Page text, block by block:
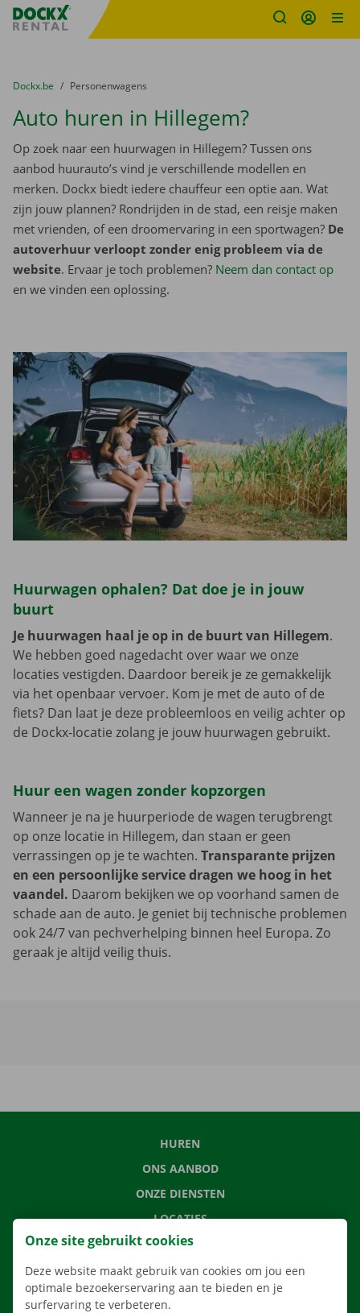
Fratello DEMO
U bevindt zich hier:
van
Dockx.be naar
Personenwagens
Auto huren in Hillegem?
Op zoek naar een huurwagen in Hillegem? Tussen ons
aanbod huurauto’s vind je verschillende modellen en
merken. Dockx biedt iedere chauffeur een optie aan. Wat
zijn jouw plannen? Rondrijden in de stad, een reisje maken
met vrienden, of een droomervaring in een sportwagen? De
autoverhuur verloopt zonder enig probleem via de
website. Ervaar je toch problemen? Neem dan contact op
en we vinden een oplossing.
Huurwagen ophalen? Dat doe je in jouw
buurt
Je huurwagen haal je op in de buurt van Hillegem.
We hebben goed nagedacht over waar we onze
locaties vestigden. Daardoor bereik je ze gemakkelijk
via het openbaar vervoer. Kom je met de auto of de
fiets? Dan laat je deze probleemloos en veilig achter op
de Dockx-locatie zolang je jouw huurwagen gebruikt.
Huur een wagen zonder kopzorgen
Wanneer je na je huurperiode de wagen terugbrengt
op onze locatie in Hillegem, dan staan er geen
verrassingen op je te wachten. Transparante prijzen
en een persoonlijke service dragen we hoog in het
vaandel. Daarom bekijken we op voorhand samen de
schade aan de auto. Je geniet bij technische problemen
ook 24/7 van pechverhelping binnen heel Europa. Zo
geraak je altijd veilig thuis.
HUREN
ONS AANBOD
ONZE DIENSTEN
LOCATIES
APP
VERHUISOPLOSSINGEN
Onze site gebruikt cookies
Deze website maakt gebruik van cookies om jou een
optimale bezoekerservaring aan te bieden en je
surfervaring te verbeteren.